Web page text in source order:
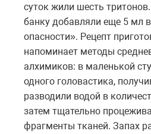
суток жили шесть
банку добавляли еще 5 мл
опасности». Рецепт
напоминает методы
алхимиков: в маленькой
одного головастика,
разводили водой в
затем тщательно
фрагменты тканей. Запах